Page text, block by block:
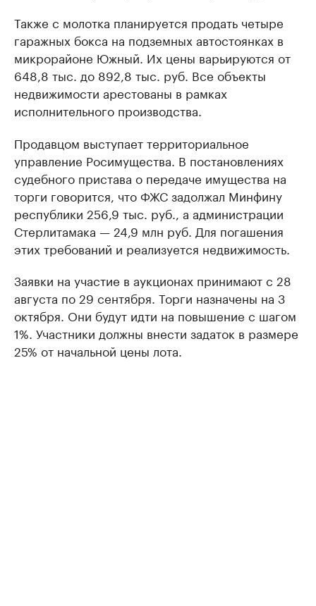
Также с молотка планируется продать четыре
гаражных бокса на подземных автостоянках в
микрорайоне Южный. Их цены варьируются от
648,8 тыс. до 892,8 тыс. руб. Все объекты
недвижимости арестованы в рамках
исполнительного производства.
Продавцом выступает территориальное
управление Росимущества. В постановлениях
судебного пристава о передаче имущества на
торги говорится, что ФЖС задолжал Минфину
республики 256,9 тыс. руб., а администрации
Стерлитамака — 24,9 млн руб. Для погашения
этих требований и реализуется недвижимость.
Заявки на участие в аукционах принимают с 28
августа по 29 сентября. Торги назначены на 3
октября. Они будут идти на повышение с шагом
1%. Участники должны внести задаток в размере
25% от начальной цены лота.